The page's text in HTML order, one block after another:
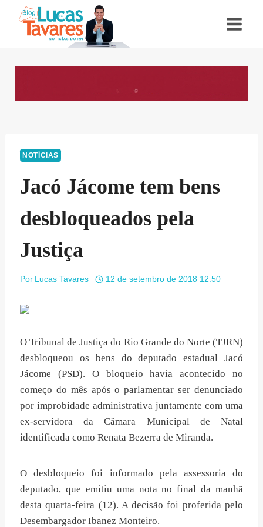
NOTÍCIAS
Jacó Jácome tem bens
desbloqueados pela
Justiça
Por Lucas Tavares 12 de setembro de 2018 12:50
O Tribunal de Justiça do Rio Grande do Norte (TJRN)
desbloqueou os bens do deputado estadual Jacó
Jácome (PSD). O bloqueio havia acontecido no
começo do mês após o parlamentar ser denunciado
por improbidade administrativa juntamente com uma
ex-servidora da Câmara Municipal de Natal
identificada como Renata Bezerra de Miranda.
O desbloqueio foi informado pela assessoria do
deputado, que emitiu uma nota no final da manhã
desta quarta-feira (12). A decisão foi proferida pelo
Desembargador Ibanez Monteiro.